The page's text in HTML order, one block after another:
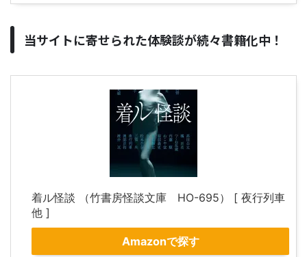
当サイトに寄せられた体験談が続々書籍化中！
着ル怪談 （竹書房怪談文庫 HO-695） [ 夜行列車
他 ]
Amazonで探す